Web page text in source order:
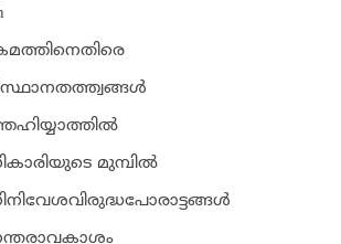
മുമ്പില്‍